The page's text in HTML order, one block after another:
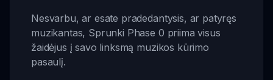
Nesvarbu, ar esate pradedantysis, ar patyręs
muzikantas, Sprunki Phase 0 priima visus
žaidėjus į savo linksmą muzikos kūrimo
pasaulį.